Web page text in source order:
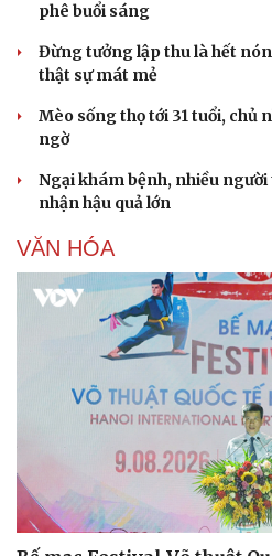
Doanh nghiệp
Thông tin doanh nghiệp
Doanh nghiệp 24h
phê buổi sáng
Đừng tưởng lập thu là hết
thật sự mát mẻ
Mèo sống thọ tới 31 tuổi, chủ
ngờ
Ngại khám bệnh, nhiều
nhận hậu quả lớn
VĂN HÓA